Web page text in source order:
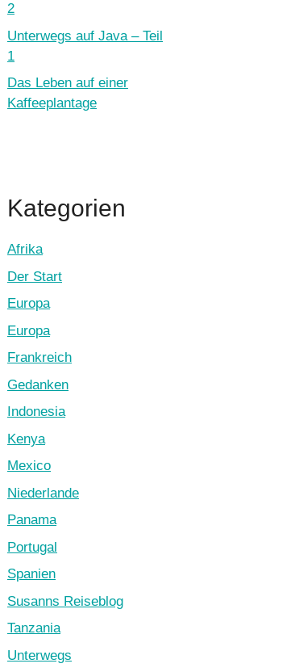
2
Unterwegs auf Java – Teil
1
Das Leben auf einer
Kaffeeplantage
Kategorien
Afrika
Der Start
Europa
Europa
Frankreich
Gedanken
Indonesia
Kenya
Mexico
Niederlande
Panama
Portugal
Spanien
Susanns Reiseblog
Tanzania
Unterwegs